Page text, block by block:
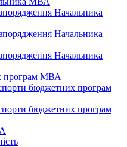
Начальника
Начальника
Начальника
програм МВА
бюджетних програм
бюджетних програм